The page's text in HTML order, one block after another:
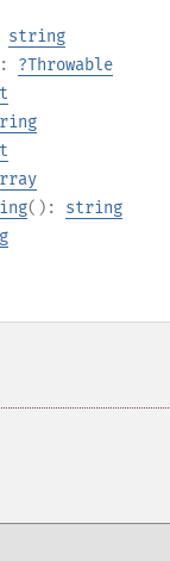
string
?Throwable
(): string